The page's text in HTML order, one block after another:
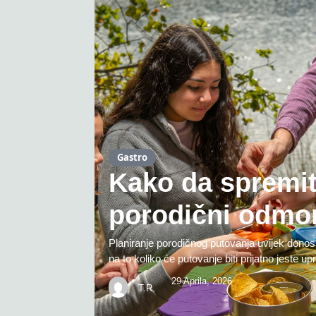
Gastro
Kako da
porodični
Planiranje porodičnog putovanja uvijek
na to koliko će putovanje biti prijatno jeste
T.R.
29 Aprila, 2026